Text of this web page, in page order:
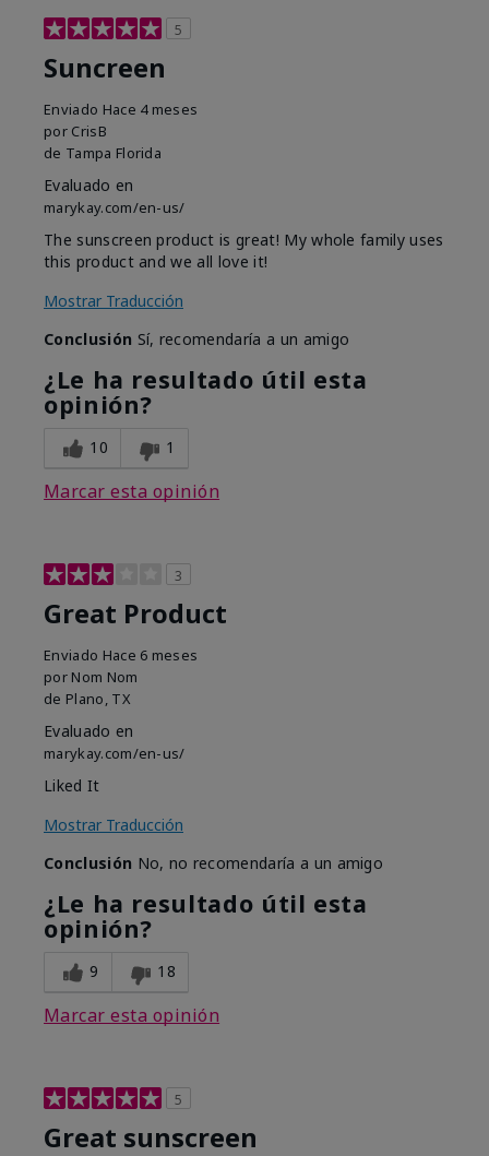
5
Suncreen
Enviado Hace 4 meses
por CrisB
de Tampa Florida
Evaluado en
marykay.com/en-us/
The sunscreen product is great! My whole family uses
this product and we all love it!
Mostrar Traducción
Conclusión Sí, recomendaría a un amigo
¿Le ha resultado útil esta
opinión?
10 1
Marcar esta opinión
3
Great Product
Enviado Hace 6 meses
por Nom Nom
de Plano, TX
Evaluado en
marykay.com/en-us/
Liked It
Mostrar Traducción
Conclusión No, no recomendaría a un amigo
¿Le ha resultado útil esta
opinión?
9 18
Marcar esta opinión
5
Great sunscreen